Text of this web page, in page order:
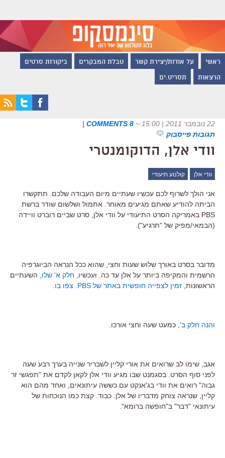
ראשי על אודות/יצירת קשר טבלת המבקרים ביקורות סרטים
הרצאות תסריט.ים
22 נובמבר 2011 | 15:00 ~
8 COMMENTS
|
תגובות פייסבוק
וודי אלן, הדוקומנטרי
וודי אלן קולנוע תיעודי
אני הולך לשרוף לכם עכשיו שעתיים מיום העבודה שלכם. תתקשרו
הביתה להודיע שאתם מגיעים מאוחר. אתמול ושלשום שודר ברשת
PBS באמריקה הסרט התיעודי על וודי אלן, סרט שביים רוברט וויידה
(הבמאי/מפיק של "תרגיע").
מדובר בסרט באורך שלוש שעות וחצי, שהוא ככל הנראה הביוגרפיה
הרשמית והמקיפה ביותר על אלן עד כה. ועכשיו, חלק א' שלו , השעתיים
הראשונות, זמין לצפייה חופשית באתר של PBS. צפו בו.
והנה חלק ב' , כמעט שעה וחצי אורכו.
אגב, שימו לב שרואים את אורי קליין לשבריר שנייה בערך רבע שעה
לפני סוף הסרט. בסגמנט שבו מגיע וודי אלן לקאן לקדם את "תפגשי זר
גבוה" רואים את וודי בג'אנקט עם כששה עיתונאים, ואחד מהם הוא
קליין, שנראה צוחק מדבריו של אלן. כבוד. קצת כמו הנוכחות של
עיתונאי "דבר" ב"חופשה ברומא".